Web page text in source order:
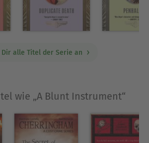
and a fast-paced plot."—We Be
eine lange Reihe charmant
verfasst, die weit über die
hinaus Widerhall fanden. Sie
in London.
Dir alle Titel der Serie an
wie „A Blunt Instrument“